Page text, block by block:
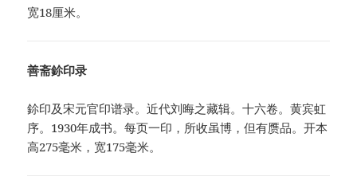
宽18厘米。
善斋鉩印录
鉩印及宋元官印谱录。近代刘晦之藏辑。十六卷。黄宾虹
序。1930年成书。每页一印，所收虽博，但有赝品。开本
高275毫米，宽175毫米。